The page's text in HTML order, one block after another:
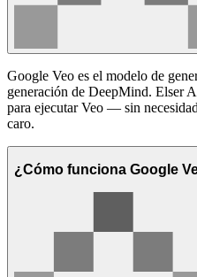
Google Veo es el modelo de
generación de DeepMind. Elser
para ejecutar Veo — sin
caro.
¿Cómo funciona Google